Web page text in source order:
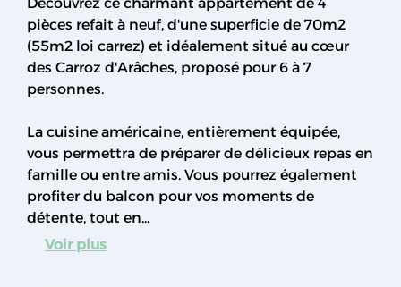
pièces refait à neuf, d'une superficie de 70m2
(55m2 loi carrez) et idéalement situé au cœur
des Carroz d'Arâches, proposé pour 6 à 7
personnes.
La cuisine américaine, entièrement équipée,
vous permettra de préparer de délicieux repas en
famille ou entre amis. Vous pourrez également
profiter du balcon pour vos moments de
détente, tout en...
Voir plus